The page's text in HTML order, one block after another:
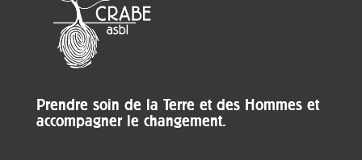
Prendre soin de la Terre et des Hommes et
accompagner le changement.